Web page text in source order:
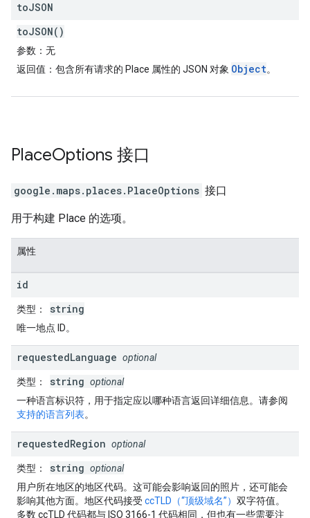
toJSON
toJSON()
参数 ：无
返回值 ：包含所有请求的 Place 属性的 JSON 对象 Object。
PlaceOptions 接口
google.maps.places. PlaceOptions 接口
用于构建 Place 的选项。
属性
id
类型 ： string
唯一地点 ID。
requestedLanguage optional
类型 ： string optional
一种语言标识符，用于指定应以哪种语言返回详细信息。请参阅
支持的语言列表。
requestedRegion optional
类型 ： string optional
用户所在地区的地区代码。这可能会影响返回的照片，还可能会
影响其他方面。地区代码接受 ccTLD（“顶级域名”） 双字符值。
多数 ccTLD 代码都与 ISO 3166-1 代码相同，但也有一些需要注